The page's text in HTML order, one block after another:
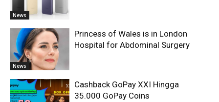
News
News
Princess of Wales is in London
Hospital for Abdominal Surgery
Cashback GoPay XXI Hingga
35.000 GoPay Coins